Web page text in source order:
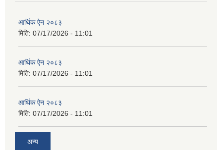
आर्थिक ऐन २०८३
मिति: 07/17/2026 - 11:01
आर्थिक ऐन २०८३
मिति: 07/17/2026 - 11:01
आर्थिक ऐन २०८३
मिति: 07/17/2026 - 11:01
अन्य